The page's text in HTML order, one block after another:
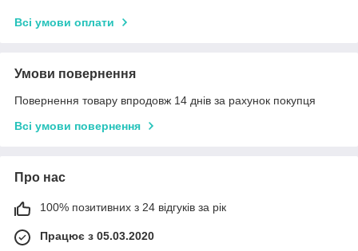
Всі умови оплати
Умови повернення
Повернення товару впродовж 14 днів за рахунок покупця
Всі умови повернення
Про нас
100% позитивних з 24 відгуків за рік
Працює з 05.03.2020